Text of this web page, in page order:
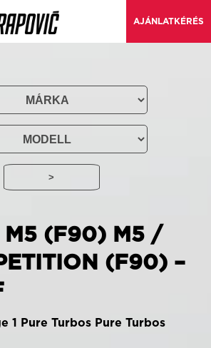
AJÁNLATKÉRÉS
M5 (F90) M5 /
(F90) –
1 Pure Turbos Pure Turbos